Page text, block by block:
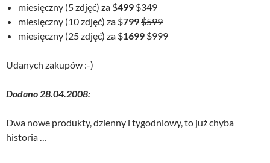
miesięczny (5 zdjęć) za $499$349
miesięczny (10 zdjęć) za $799$599
miesięczny (25 zdjęć) za $1699$999
Udanych zakupów :-)
Dodano 28.04.2008:
Dwa nowe produkty, dzienny i tygodniowy, to już chyba
historia …